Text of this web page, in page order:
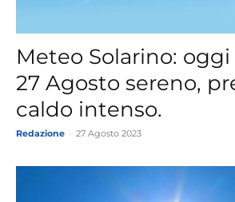
Meteo Solarino:
27 Agosto sereno,
caldo intenso.
Redazione 27 Agosto 2023